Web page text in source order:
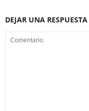
DEJAR UNA RESPUESTA